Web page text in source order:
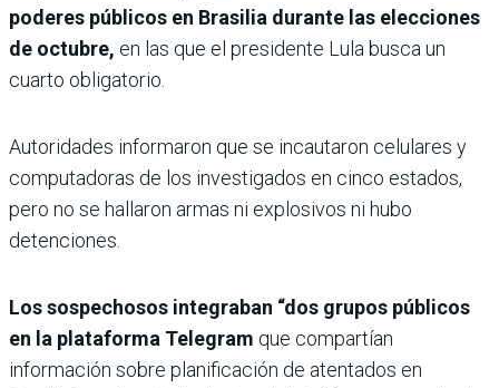
poderes públicos en Brasilia durante las elecciones
de octubre, en las que el presidente Lula busca un
cuarto obligatorio.
Autoridades informaron que se incautaron celulares y
computadoras de los investigados en cinco estados,
pero no se hallaron armas ni explosivos ni hubo
detenciones.
Los sospechosos integraban “dos grupos públicos
en la plataforma Telegram que compartían
información sobre planificación de atentados en